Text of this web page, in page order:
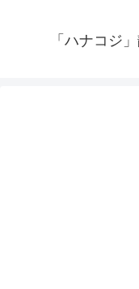
「ハナコジ